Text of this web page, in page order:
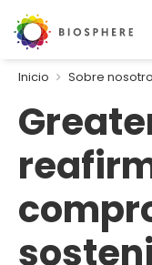
Inicio Sobre